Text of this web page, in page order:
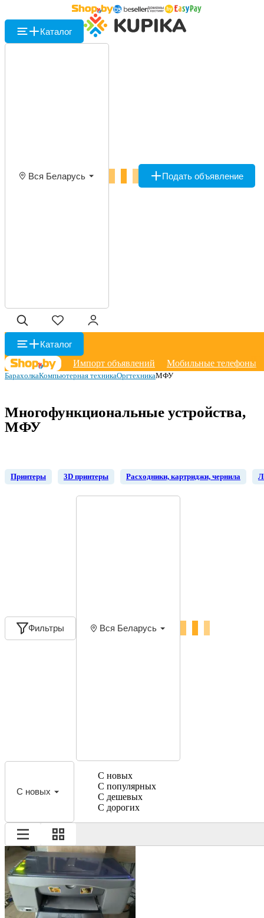
Каталог
Вся Беларусь Подать объявление
Каталог
Импорт объявлений
Мобильные телефоны
БарахолкаКомпьютерная техникаОргтехникаМФУ
Многофункциональные устройства,
МФУ
Принтеры 3D принтеры Расходники, картриджи, чернила
Фильтры Вся Беларусь
С новых
С новых
С популярных
С дешевых
С дорогих